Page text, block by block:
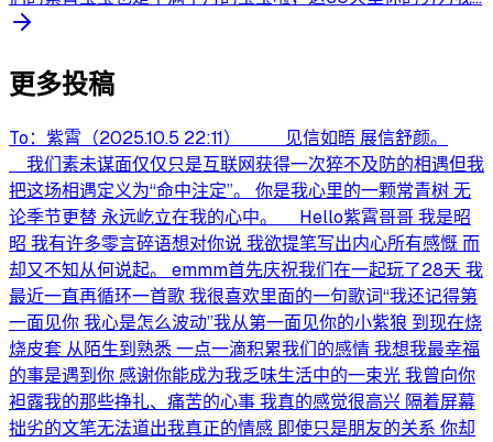
更多投稿
To：紫霄（2025.10.5 22:11） 见信如晤 展信舒颜。
我们素未谋面仅仅只是互联网获得一次猝不及防的相遇但我
把这场相遇定义为“命中注定”。 你是我心里的一颗常青树 无
论季节更替 永远屹立在我的心中。 Hello紫霄哥哥 我是昭
昭 我有许多零言碎语想对你说 我欲提笔写出内心所有感慨 而
却又不知从何说起。 emmm首先庆祝我们在一起玩了28天 我
最近一直再循环一首歌 我很喜欢里面的一句歌词“我还记得第
一面见你 我心是怎么波动”我从第一面见你的小紫狼 到现在烧
烧皮套 从陌生到熟悉 一点一滴积累我们的感情 我想我最幸福
的事是遇到你 感谢你能成为我乏味生活中的一束光 我曾向你
袒露我的那些挣扎、痛苦的心事 我真的感觉很高兴 隔着屏幕
拙劣的文笔无法道出我真正的情感 即使只是朋友的关系 你却